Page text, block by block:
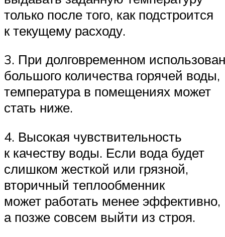
только после того, как подстроится
к текущему расходу.
3. При долговременном
большого количества горячей воды,
температура в помещениях может
стать ниже.
4. Высокая чувствительность
к качеству воды. Если вода будет
слишком жесткой или грязной,
вторичный теплообменник
может работать менее эффективно,
а позже совсем выйти из строя.